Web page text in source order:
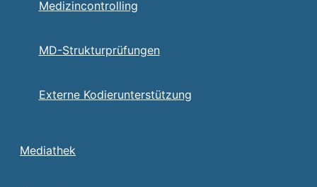
Medizincontrolling
MD-Strukturprüfungen
Externe Kodierunterstützung
Mediathek